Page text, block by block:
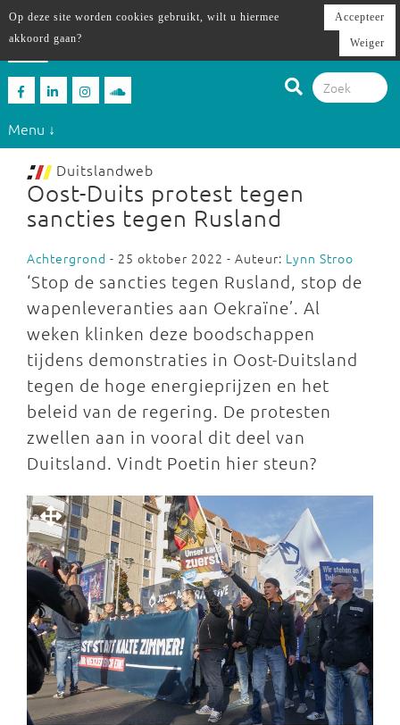
Menu ↓
Duitslandweb
Oost-Duits protest tegen
sancties tegen Rusland
Achtergrond - 25 oktober 2022 - Auteur: Lynn Stroo
‘Stop de sancties tegen Rusland, stop de
wapenleveranties aan Oekraïne’. Al
weken klinken deze boodschappen
tijdens demonstraties in Oost-Duitsland
tegen de hoge energieprijzen en het
beleid van de regering. De protesten
zwellen aan in vooral dit deel van
Duitsland. Vindt Poetin hier steun?
Op deze site worden cookies gebruikt, wilt u hiermee
akkoord gaan?
Accepteer
Weiger